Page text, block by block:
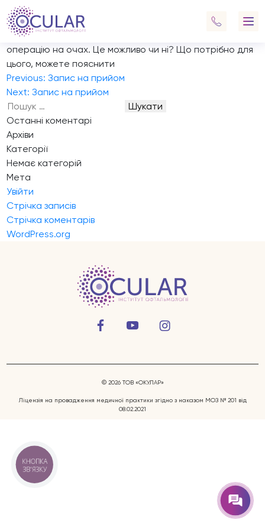
Захворювання очей
Послуги
Запис на прийом
«Це пише Вам мама, моєму синові 18 років
виповнюється в березні місяці, ми хотіли зробити
операцію на очах. Це можливо чи ні? Що потрібно для
цього, можете пояснити
Навігація
записів
Previous: Запис на прийом
Next: Запис на прийом
Пошук:
Останні коментарі
Архіви
Категорії
Немає категорій
Мета
Увійти
Стрічка записів
Стрічка коментарів
WordPress.org
© 2026 ТОВ «ОКУЛАР»
Ліцензія на провадження медичної практики згідно з наказом МОЗ № 201 від
08.02.2021
КНОПКА
ЗВ'ЯЗКУ